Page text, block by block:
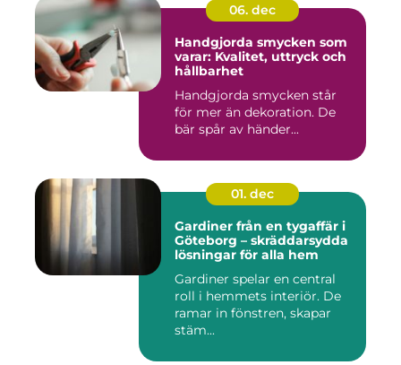
06. dec
Handgjorda smycken som
varar: Kvalitet, uttryck och
hållbarhet
Handgjorda smycken står
för mer än dekoration. De
bär spår av händer...
01. dec
Gardiner från en tygaffär i
Göteborg – skräddarsydda
lösningar för alla hem
Gardiner spelar en central
roll i hemmets interiör. De
ramar in fönstren, skapar
stäm...